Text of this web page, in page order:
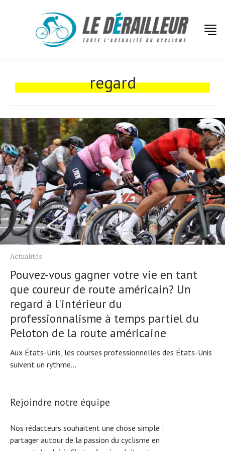
regard
Actualités
Pouvez-vous gagner votre vie en tant
que coureur de route américain? Un
regard à l'intérieur du
professionnalisme à temps partiel du
Peloton de la route américaine
Aux États-Unis, les courses professionnelles des États-Unis
suivent un rythme...
Rejoindre notre équipe
Nos rédacteurs souhaitent une chose simple :
partager autour de la passion du cyclisme en
Tests de produits
Tendances
Tous nos articles
À propos